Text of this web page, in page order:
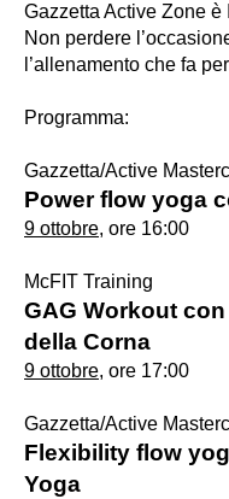
Gazzetta Active Zone
Non perdere
l’allenamento che fa
Programma:
Gazzetta/Active
Power flow yoga
9 ottobre, ore 16:00
McFIT Training
GAG Workout
della Corna
9 ottobre, ore 17:00
Gazzetta/Active
Flexibility flow
Yoga